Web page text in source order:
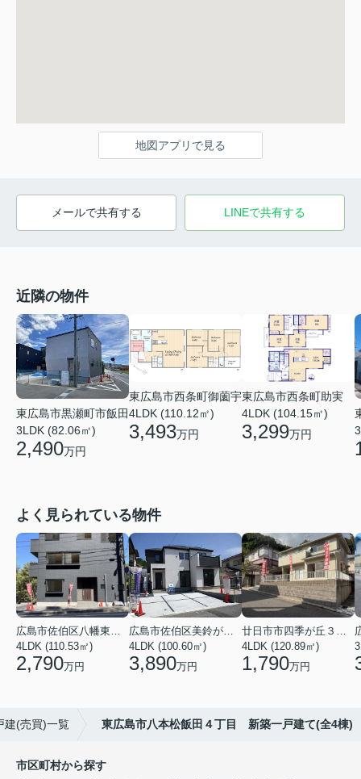
地図アプリで見る
メールで共有する LINEで共有する
近隣の物件
東広島市黒瀬町市飯田
3LDK (82.06㎡)
2,490万円
東広島市西条町御薗宇
4LDK (110.12㎡)
3,493万円
東広島市西条町助実
4LDK (104.15㎡)
3,299万円
よく見られている物件
広島市佐伯区八幡東４丁目
4LDK (110.53㎡)
2,790万円
広島市佐伯区美鈴が丘西４丁目
4LDK (100.60㎡)
3,890万円
廿日市市四季が丘３丁目
4LDK (120.89㎡)
1,790万円
建(売買)一覧 東広島市八本松飯田４丁目 新築一戸建て(全4棟)
市区町村から探す